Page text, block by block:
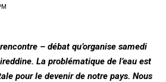
– débat qu’organise samedi
La problématique de l’eau est
pour le devenir de notre pays. Nous